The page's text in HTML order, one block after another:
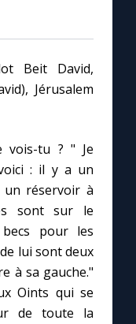
Beit David,
Jérusalem
vois-tu ? " Je
: il y a un
un réservoir à
sont sur le
pour les
lui sont deux
à sa gauche."
Oints qui se
de toute la